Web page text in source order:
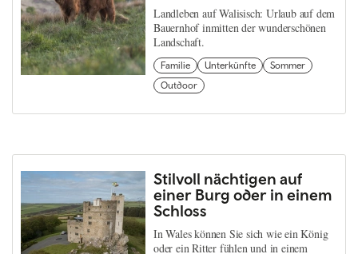
Landleben auf Walisisch: Urlaub auf dem
Bauernhof inmitten der wunderschönen
Landschaft.
Familie Unterkünfte
Sommer
Outdoor
Stilvoll nächtigen auf
einer Burg oder in einem
Schloss
In Wales können Sie sich wie ein König
oder ein Ritter fühlen und in einem